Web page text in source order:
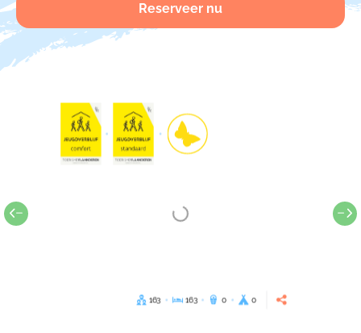
Reserveer nu
163 163 0 0